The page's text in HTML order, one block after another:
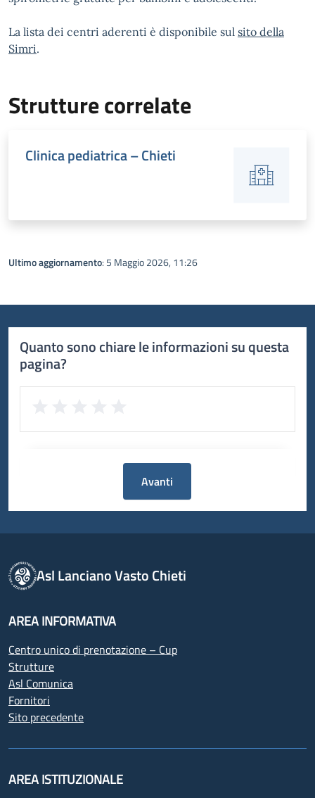
La lista dei centri aderenti è disponibile sul sito della
Simri.
Strutture correlate
Clinica pediatrica – Chieti
Ultimo aggiornamento: 5 Maggio 2026, 11:26
Quanto sono chiare le informazioni su questa
pagina?
Avanti
Asl Lanciano Vasto Chieti
AREA INFORMATIVA
Centro unico di prenotazione – Cup
Strutture
Asl Comunica
Fornitori
Sito precedente
AREA ISTITUZIONALE